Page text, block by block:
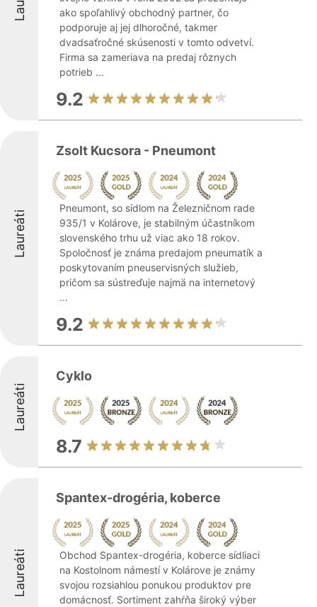
ako spoľahlivý obchodný partner, čo
podporuje aj jej dlhoročné, takmer
dvadsaťročné skúsenosti v tomto odvetví.
Firma sa zameriava na predaj rôznych
potrieb ...
9.2
Laureáti
Zsolt Kucsora - Pneumont
Pneumont, so sídlom na Železničnom rade
935/1 v Kolárove, je stabilným účastníkom
slovenského trhu už viac ako 18 rokov.
Spoločnosť je známa predajom pneumatík a
poskytovaním pneuservisných služieb,
pričom sa sústreďuje najmä na internetový
...
9.2
Laureáti
Cyklo
8.7
Laureáti
Spantex-drogéria, koberce
Obchod Spantex-drogéria, koberce sídliaci
na Kostolnom námestí v Kolárove je známy
svojou rozsiahlou ponukou produktov pre
domácnosť. Sortiment zahŕňa široký výber